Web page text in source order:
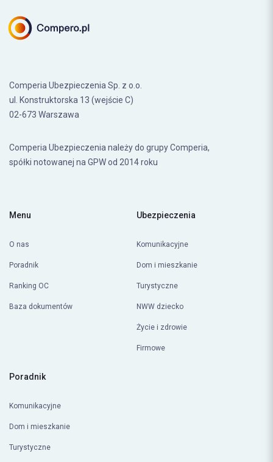
Comperia Ubezpieczenia Sp. z o.o.
ul. Konstruktorska 13 (wejście C)
02-673 Warszawa
Comperia Ubezpieczenia należy do grupy Comperia,
spółki notowanej na GPW od 2014 roku
Menu
O nas
Poradnik
Ranking OC
Baza dokumentów
Ubezpieczenia
Komunikacyjne
Dom i mieszkanie
Turystyczne
NWW dziecko
Życie i zdrowie
Firmowe
Poradnik
Komunikacyjne
Dom i mieszkanie
Turystyczne